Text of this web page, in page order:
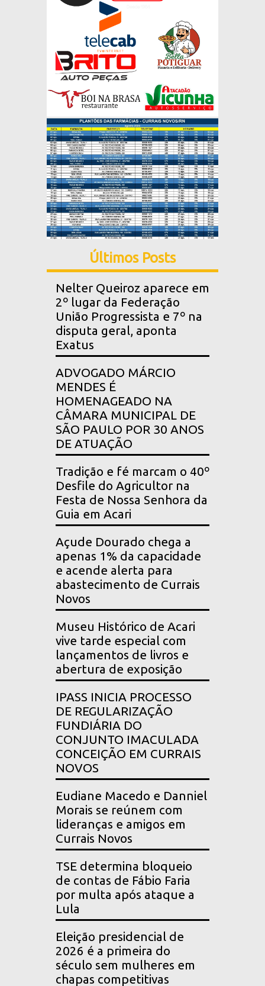
Últimos Posts
Nelter Queiroz aparece em
2º lugar da Federação
União Progressista e 7º na
disputa geral, aponta
Exatus
ADVOGADO MÁRCIO
MENDES É
HOMENAGEADO NA
CÂMARA MUNICIPAL DE
SÃO PAULO POR 30 ANOS
DE ATUAÇÃO
Tradição e fé marcam o 40º
Desfile do Agricultor na
Festa de Nossa Senhora da
Guia em Acari
Açude Dourado chega a
apenas 1% da capacidade
e acende alerta para
abastecimento de Currais
Novos
Museu Histórico de Acari
vive tarde especial com
lançamentos de livros e
abertura de exposição
IPASS INICIA PROCESSO
DE REGULARIZAÇÃO
FUNDIÁRIA DO
CONJUNTO IMACULADA
CONCEIÇÃO EM CURRAIS
NOVOS
Eudiane Macedo e Danniel
Morais se reúnem com
lideranças e amigos em
Currais Novos
TSE determina bloqueio
de contas de Fábio Faria
por multa após ataque a
Lula
Eleição presidencial de
2026 é a primeira do
século sem mulheres em
chapas competitivas